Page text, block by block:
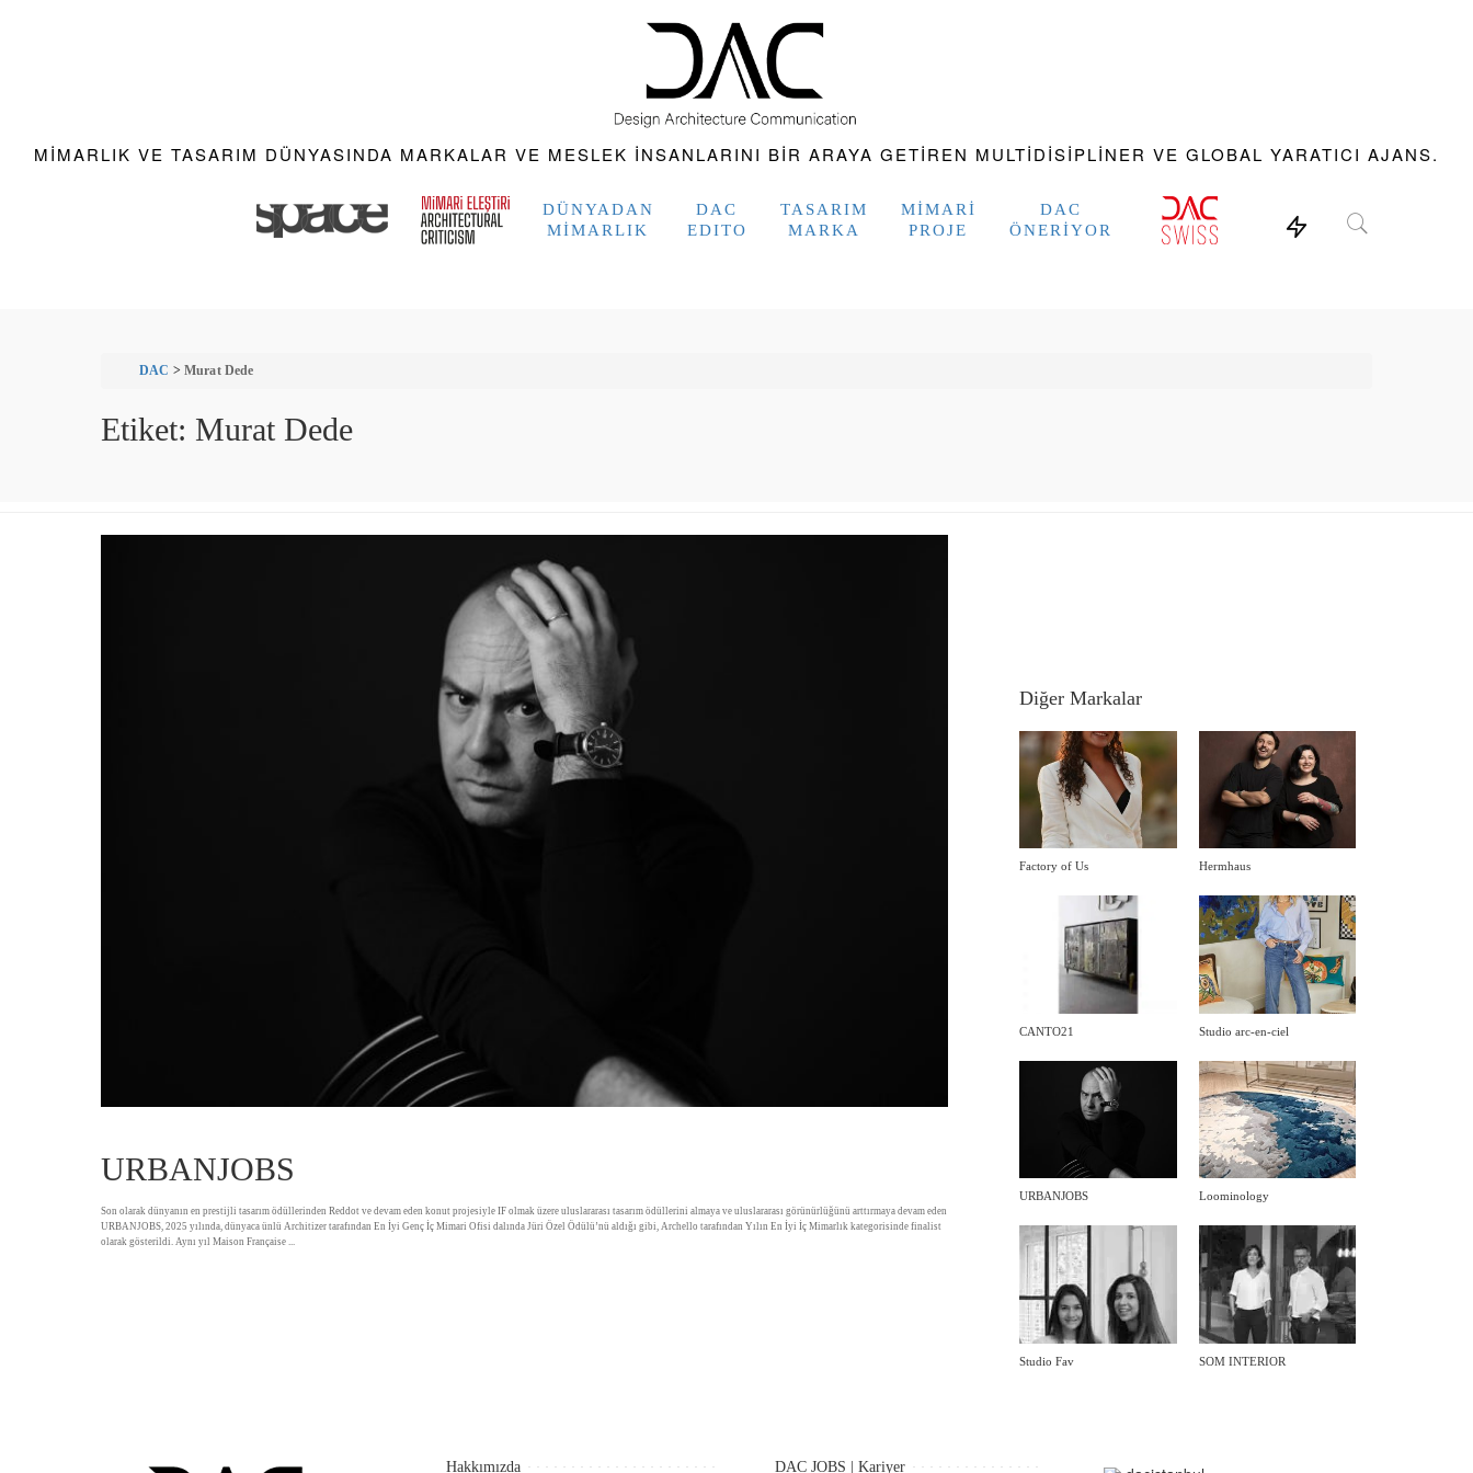
MIMARLIK VE TASARIM DÜNYASINDA MARKALAR VE MESLEK INSANLARINI BIR ARAYA GETIREN MULTIDISIPLINER VE GLOBAL YARATICI AJANS.
DÜNYADAN
MIMARLIK
DAC
EDITO
TASARIM
MARKA
MIMARI
PROJE
DAC
ÖNERIYOR
DAC > Murat Dede
Etiket: Murat Dede
URBANJOBS
Son olarak dünyanın en prestijli tasarım ödüllerinden Reddot ve devam eden konut projesiyle IF olmak üzere uluslararası tasarım ödüllerini almaya ve uluslararası görünürlüğünü arttırmaya devam eden
URBANJOBS, 2025 yılında, dünyaca ünlü Architizer tarafından En İyi Genç İç Mimari Ofisi dalında Jüri Özel Ödülü’nü aldığı gibi, Archello tarafından Yılın En İyi İç Mimarlık kategorisinde finalist
olarak gösterildi. Aynı yıl Maison Française ...
Diğer Markalar
Factory of Us Hermhaus
CANTO21 Studio arc-en-ciel
URBANJOBS Loominology
Studio Fav SOM INTERIOR
Hakkımızda DAC JOBS | Kariyer